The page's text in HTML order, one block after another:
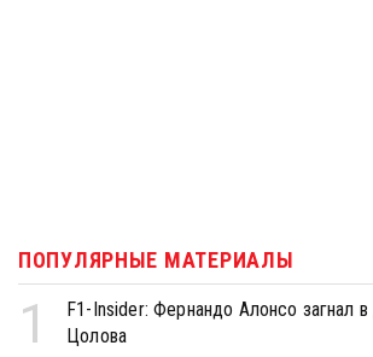
ПОПУЛЯРНЫЕ МАТЕРИАЛЫ
1
F1-Insider: Фернандо Алонсо загнал
Цолова